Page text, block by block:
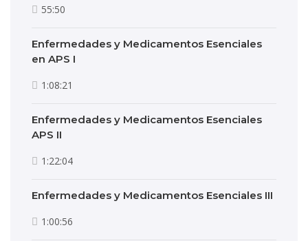
55:50
Enfermedades y Medicamentos Esenciales
en APS I
1:08:21
Enfermedades y Medicamentos Esenciales
APS II
1:22:04
Enfermedades y Medicamentos Esenciales III
1:00:56